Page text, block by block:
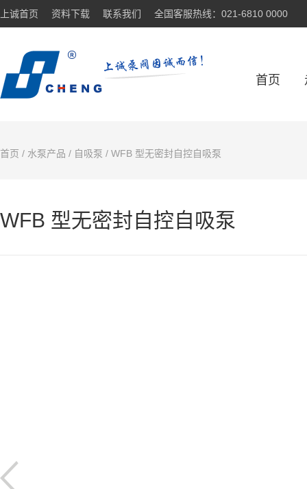
上诚首页 资料下载 联系我们 全国客服热线：021-6810 0000
首页
首页 / 水泵产品 / 自吸泵 / WFB 型无密封自控自吸泵
WFB 型无密封自控自吸泵